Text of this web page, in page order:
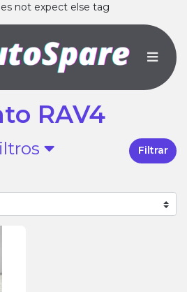
not expect else tag
RAV4
Filtrar